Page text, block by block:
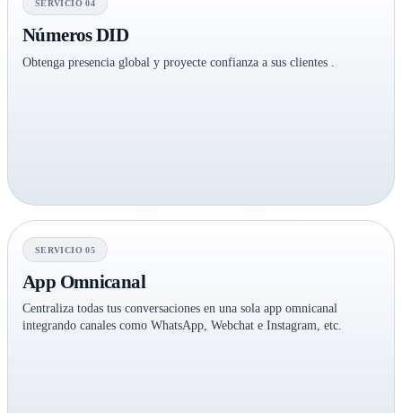
SERVICIO 04
Números DID
Obtenga presencia global y proyecte confianza a sus clientes .
SERVICIO 05
App Omnicanal
Centraliza todas tus conversaciones en una sola app omnicanal
integrando canales como WhatsApp, Webchat e Instagram, etc.